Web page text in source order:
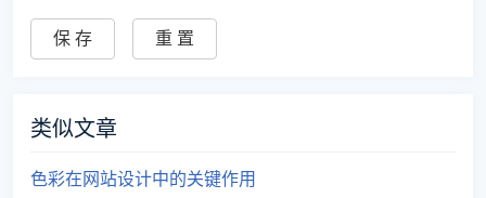
类似文章
色彩在网站设计中的关键作用